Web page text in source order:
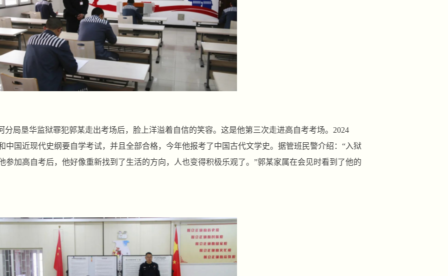
分局垦华监狱罪犯郭某走出考场后，脸上洋溢着自信的笑容。这是他第三次走进高自考考场。2024
中国近现代史纲要自学考试，并且全部合格，今年他报考了中国古代文学史。据管班民警介绍：“入狱
参加高自考后，他好像重新找到了生活的方向，人也变得积极乐观了。”郭某家属在会见时看到了他的